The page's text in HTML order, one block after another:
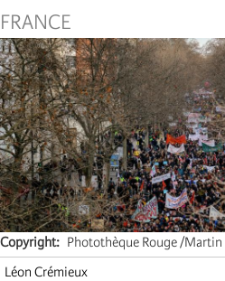
FRANCE
Copyright
Photothèque Rouge /Martin
Léon Crémieux